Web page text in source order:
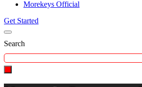
Morekeys Official
Get Started
Search